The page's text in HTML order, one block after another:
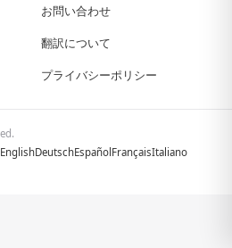
お問い合わせ
翻訳について
プライバシーポリシー
EnglishDeutschEspañol FrançaisItaliano